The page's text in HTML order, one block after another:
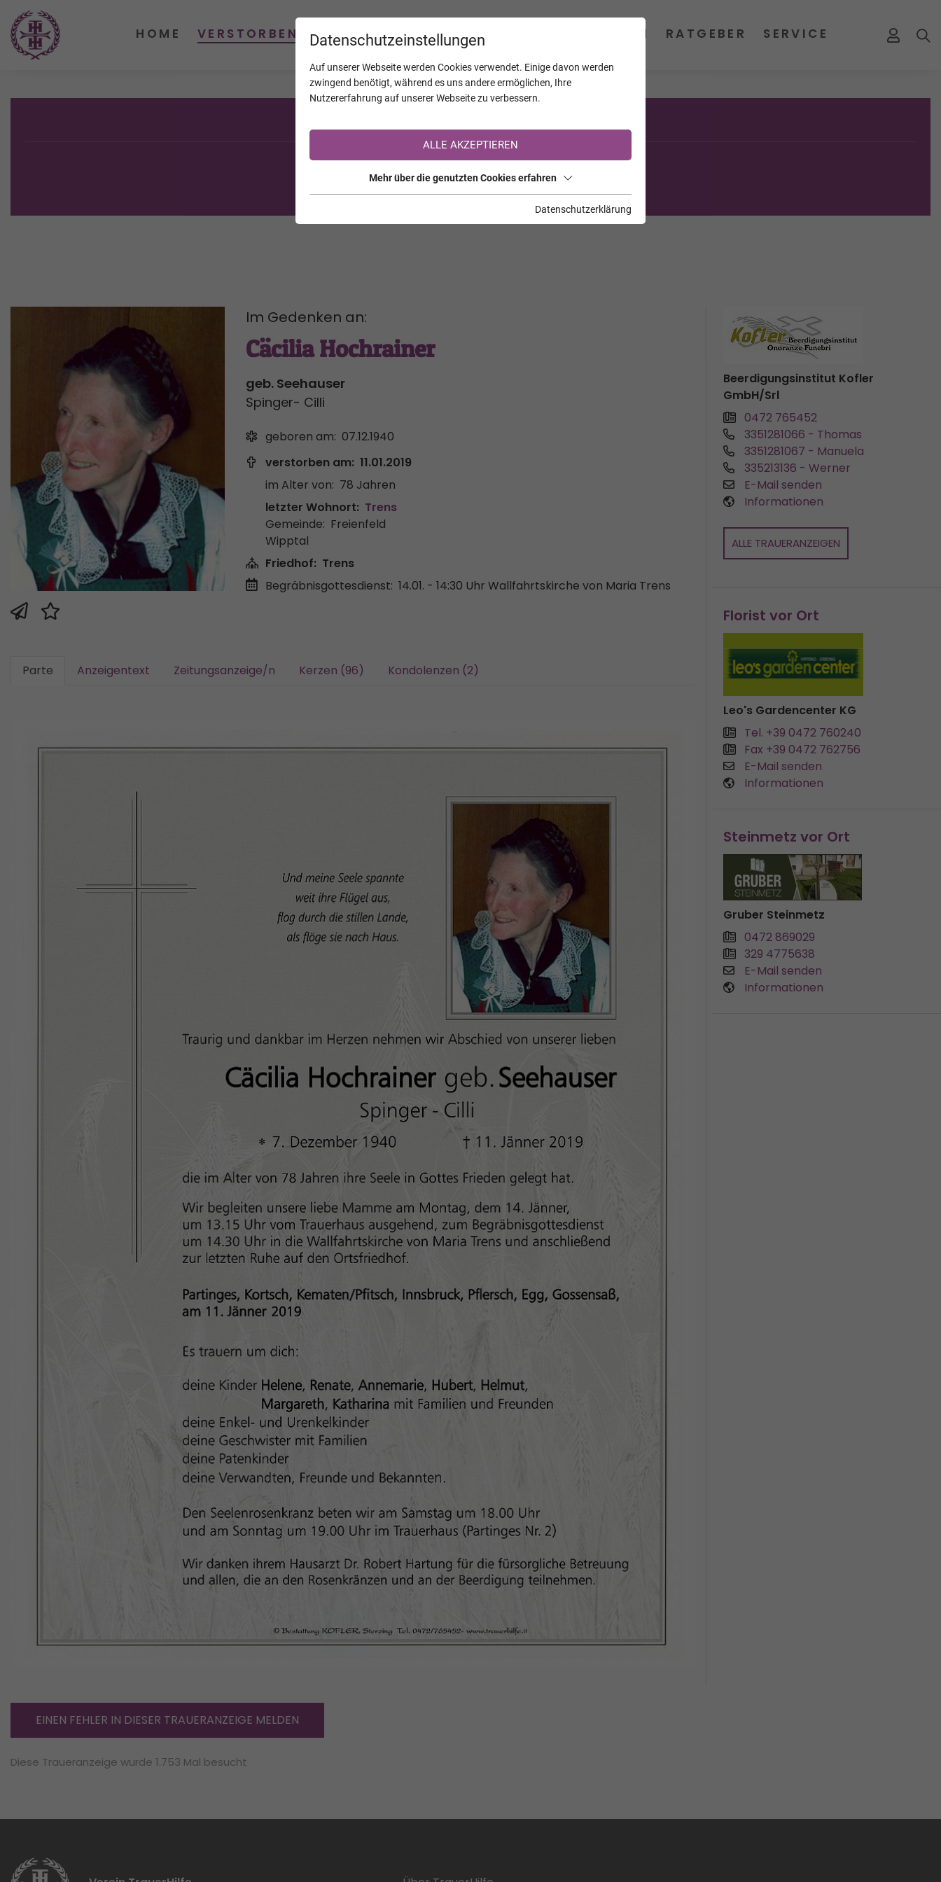
Sie sind noch nicht auf TrauerHilfe.it registriert?
>> zur kostenlosen Registrierung <<
Im Gedenken an:
Cäcilia Hochrainer
geb. Seehauser
Spinger- Cilli
geboren am: 07.12.1940
verstorben am: 11.01.2019
im Alter von: 78 Jahren
letzter Wohnort: Trens
Gemeinde: Freienfeld
Wipptal
Friedhof: Trens
Begräbnisgottesdienst: 14.01. - 14:30 Uhr Wallfahrtskirche von Maria Trens
Parte Anzeigentext Zeitungsanzeige/n Kerzen (96) Kondolenzen (2)
Beerdigungsinstitut Kofler
GmbH/Srl
0472 765452
3351281066 - Thomas
3351281067 - Manuela
335213136 - Werner
E-Mail senden
Informationen
ALLE TRAUERANZEIGEN
Florist vor Ort
Leo's Gardencenter KG
Tel. +39 0472 760240
Fax +39 0472 762756
E-Mail senden
Informationen
Steinmetz vor Ort
Gruber Steinmetz
0472 869029
329 4775638
E-Mail senden
Informationen
EINEN FEHLER IN DIESER TRAUERANZEIGE MELDEN
Diese Traueranzeige wurde 1.753 Mal besucht
Datenschutzeinstellungen
Auf unserer Webseite werden Cookies verwendet. Einige davon werden
zwingend benötigt, während es uns andere ermöglichen, Ihre
Nutzererfahrung auf unserer Webseite zu verbessern.
ALLE AKZEPTIEREN
Mehr über die genutzten Cookies erfahren
Datenschutzerklärung
HOME VERSTORBENE KALENDER JAHRESTAGE UNTERNEHMEN RATGEBER SERVICE